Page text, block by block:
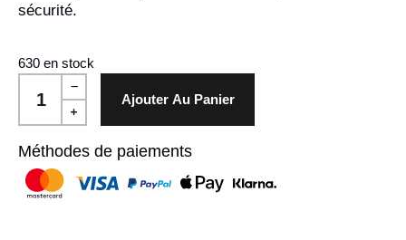
sécurité.
630 en stock
Ajouter Au Panier
Méthodes de paiements